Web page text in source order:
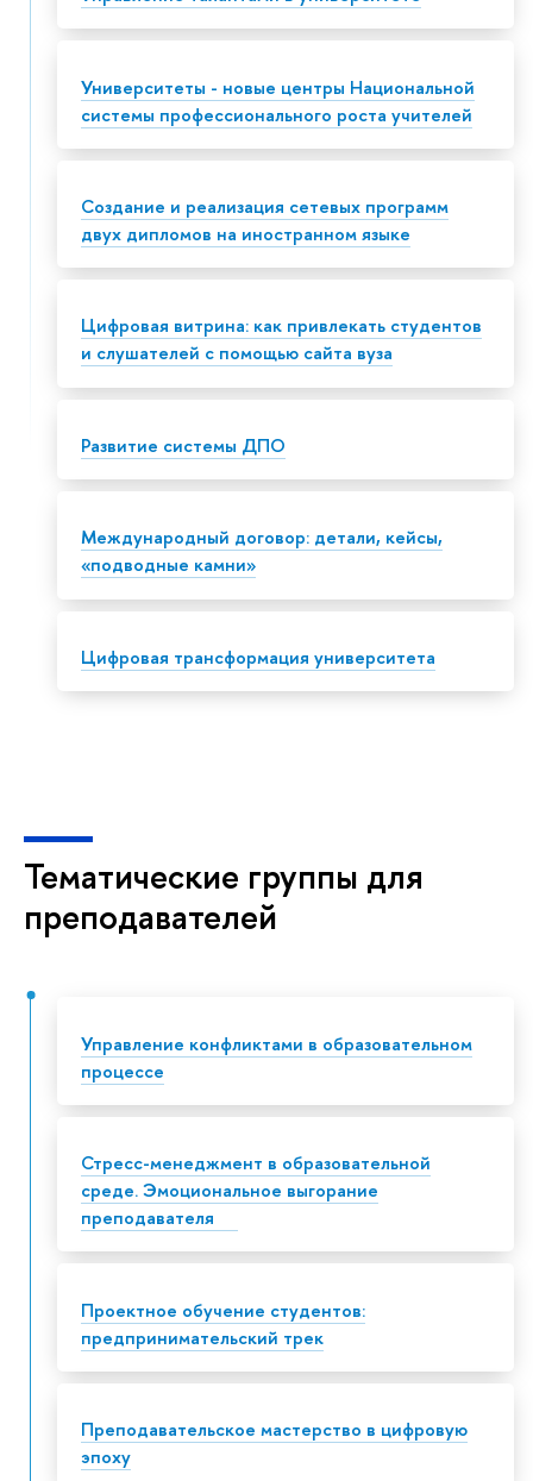
Университеты - новые центры Национальной
системы профессионального роста учителей
Создание и реализация сетевых программ
двух дипломов на иностранном языке
Цифровая витрина: как привлекать студентов
и слушателей с помощью сайта вуза
Развитие системы ДПО
Международный договор: детали, кейсы,
«подводные камни»
Цифровая трансформация университета
Тематические группы для
преподавателей
Управление конфликтами в образовательном
процессе
Стресс-менеджмент в образовательной
среде. Эмоциональное выгорание
преподавателя
Проектное обучение студентов:
предпринимательский трек
Преподавательское мастерство в цифровую
эпоху